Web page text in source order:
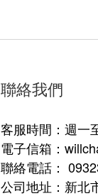
聯絡我們
客服時間：週一
電子信箱：
聯絡電話：
公司地址：新北